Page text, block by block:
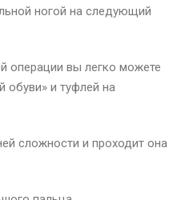
ногой на следующий
операции вы легко можете
обуви» и туфлей на
сложности и проходит она